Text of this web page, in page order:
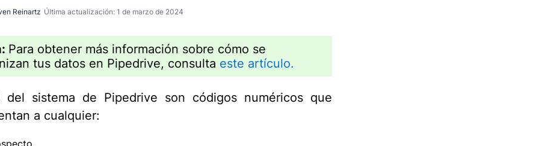
Reinartz Última actualización: 1 de marzo de 2024
Para obtener más información sobre cómo se
tus datos en Pipedrive, consulta este artículo.
del sistema de Pipedrive son códigos numéricos que
a cualquier: